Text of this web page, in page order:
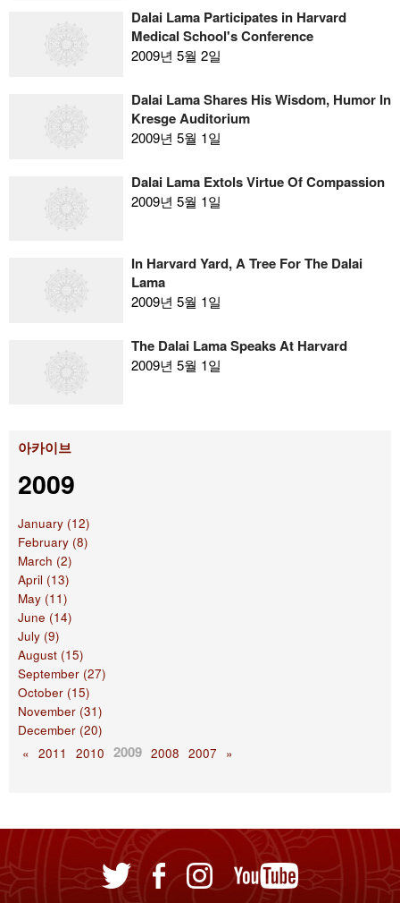
Dalai Lama Participates in Harvard
Medical School's Conference
2009년 5월 2일
Dalai Lama Shares His Wisdom, Humor In
Kresge Auditorium
2009년 5월 1일
Dalai Lama Extols Virtue Of Compassion
2009년 5월 1일
In Harvard Yard, A Tree For The Dalai
Lama
2009년 5월 1일
The Dalai Lama Speaks At Harvard
2009년 5월 1일
아카이브
2009
January (12)
February (8)
March (2)
April (13)
May (11)
June (14)
July (9)
August (15)
September (27)
October (15)
November (31)
December (20)
« 2011 2010 2009 2008 2007 »